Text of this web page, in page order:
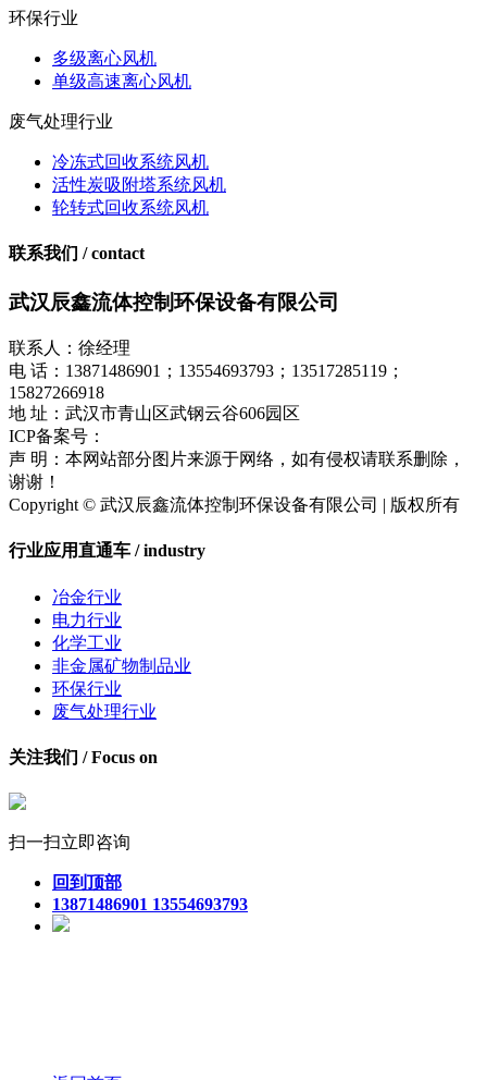
环保行业
多级离心风机
单级高速离心风机
废气处理行业
冷冻式回收系统风机
活性炭吸附塔系统风机
轮转式回收系统风机
联系我们 / contact
武汉辰鑫流体控制环保设备有限公司
联系人：徐经理
电 话：13871486901；13554693793；13517285119；
15827266918
地 址：武汉市青山区武钢云谷606园区
ICP备案号：
声 明：本网站部分图片来源于网络，如有侵权请联系删除，
谢谢！
Copyright © 武汉辰鑫流体控制环保设备有限公司 | 版权所有
行业应用直通车 / industry
冶金行业
电力行业
化学工业
非金属矿物制品业
环保行业
废气处理行业
关注我们 / Focus on
扫一扫立即咨询
回到顶部
13871486901 13554693793